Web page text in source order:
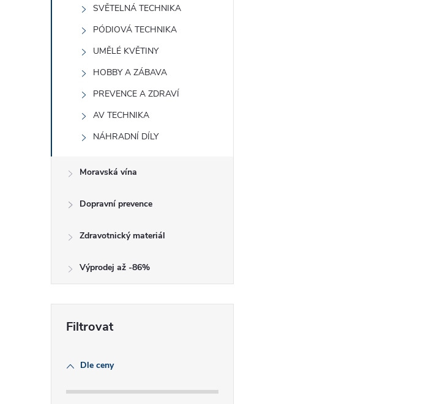
SVĚTELNÁ TECHNIKA
PÓDIOVÁ TECHNIKA
UMĚLÉ KVĚTINY
HOBBY A ZÁBAVA
PREVENCE A ZDRAVÍ
AV TECHNIKA
NÁHRADNÍ DÍLY
Moravská vína
Dopravní prevence
Zdravotnický materiál
Výprodej až -86%
Dle ceny